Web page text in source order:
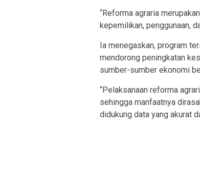
“Reforma agraria
kepemilikan, penggunaan,
Ia menegaskan, program
mendorong peningkatan
sumber-sumber ekonomi
“Pelaksanaan reforma
sehingga manfaatnya
didukung data yang akurat